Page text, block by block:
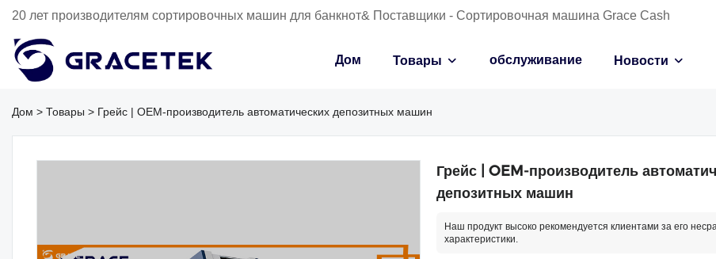
20 лет производителям сортировочных машин для банкнот& Поставщики - Сортировочная машина Grace Cash
Дом Товары обслуживание Новости
Дом > Товары > Грейс | OEM-производитель автоматических депозитных машин
Грейс | OEM-производитель
депозитных машин
Наш продукт высоко рекомендуется клиентами за его
характеристики.